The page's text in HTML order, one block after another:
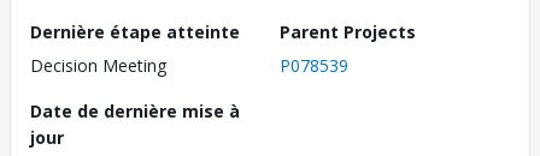
Dernière étape atteinte
Decision Meeting
Parent Projects
P078539
Date de dernière mise à
jour